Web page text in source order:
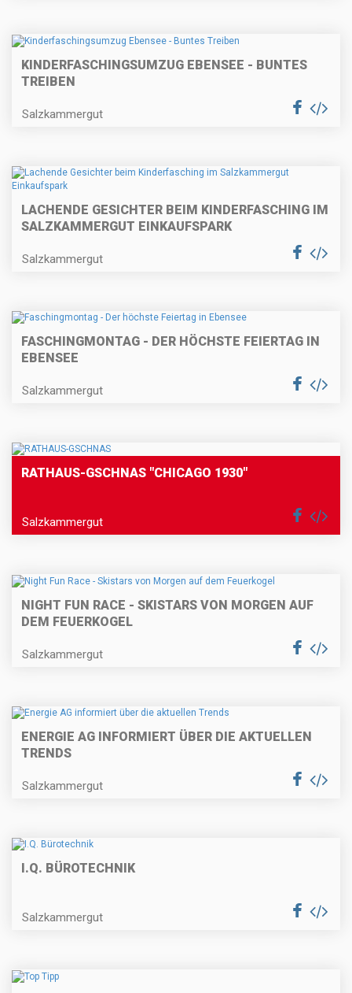
KINDERFASCHINGSUMZUG EBENSEE - BUNTES
TREIBEN
Salzkammergut
LACHENDE GESICHTER BEIM KINDERFASCHING IM
SALZKAMMERGUT EINKAUFSPARK
Salzkammergut
FASCHINGMONTAG - DER HÖCHSTE FEIERTAG IN
EBENSEE
Salzkammergut
RATHAUS-GSCHNAS "CHICAGO 1930"
Salzkammergut
NIGHT FUN RACE - SKISTARS VON MORGEN AUF
DEM FEUERKOGEL
Salzkammergut
ENERGIE AG INFORMIERT ÜBER DIE AKTUELLEN
TRENDS
Salzkammergut
I.Q. BÜROTECHNIK
Salzkammergut